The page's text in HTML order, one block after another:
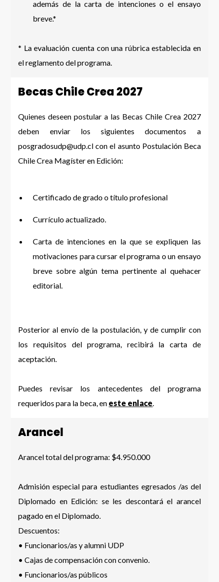
además de la carta de intenciones o el ensayo
breve.*
* La evaluación cuenta con una rúbrica establecida en
el reglamento del programa.
Becas Chile Crea 2027
Quienes deseen postular a las Becas Chile Crea 2027
deben enviar los siguientes documentos a
posgradosudp@udp.cl con el asunto Postulación Beca
Chile Crea Magíster en Edición:
Certificado de grado o título profesional
Currículo actualizado.
Carta de intenciones en la que se expliquen las
motivaciones para cursar el programa o un ensayo
breve sobre algún tema pertinente al quehacer
editorial.
Posterior al envío de la postulación, y de cumplir con
los requisitos del programa, recibirá la carta de
aceptación.
Puedes revisar los antecedentes del programa
requeridos para la beca, en este enlace
Arancel
Arancel total del programa: $4.950.000
Admisión especial para estudiantes egresados /as del
Diplomado en Edición: se les descontará el arancel
pagado en el Diplomado.
Descuentos:
• Funcionarios/as y alumni UDP
• Cajas de compensación con convenio.
• Funcionarios/as públicos